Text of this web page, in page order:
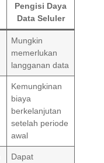
Pengisi Daya
Data Seluler
Mungkin
memerlukan
langganan data
Kemungkinan
biaya
berkelanjutan
setelah periode
awal
Dapat